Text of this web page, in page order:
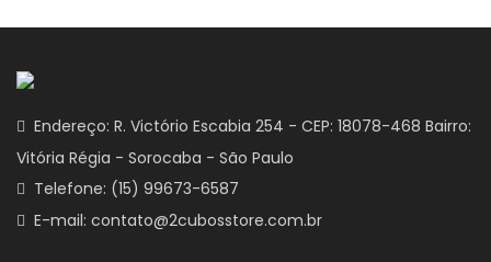
Endereço: R. Victório Escabia 254 - CEP: 18078-468 Bairro:
Vitória Régia - Sorocaba - São Paulo
Telefone: (15) 99673-6587
E-mail: contato@2cubosstore.com.br